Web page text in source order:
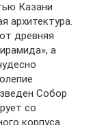
Казани
архитектура.
древняя
а
Собор
со
корпуса